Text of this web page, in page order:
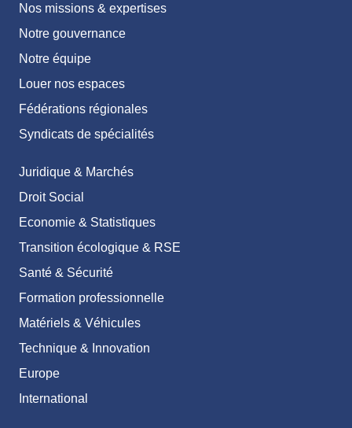
Nos missions & expertises
Notre gouvernance
Notre équipe
Louer nos espaces
Fédérations régionales
Syndicats de spécialités
Juridique & Marchés
Droit Social
Economie & Statistiques
Transition écologique & RSE
Santé & Sécurité
Formation professionnelle
Matériels & Véhicules
Technique & Innovation
Europe
International